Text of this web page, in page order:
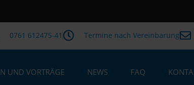
0761 612475-41 Termine nach Vereinbarung
UND VORTRÄGE NEWS FAQ